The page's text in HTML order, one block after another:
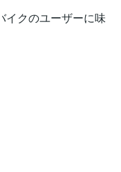
イクのユーザーに味